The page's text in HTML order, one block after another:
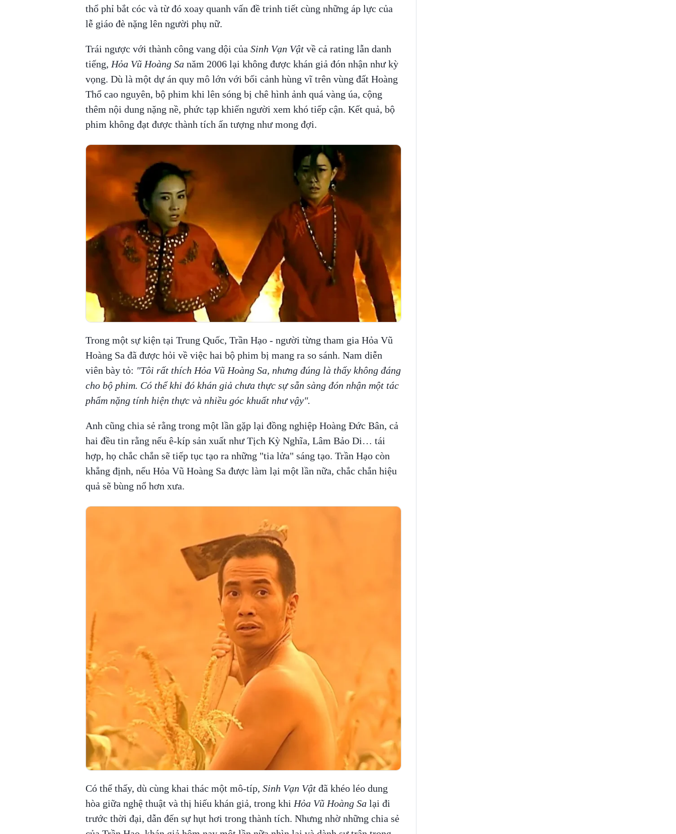
thổ phỉ bắt cóc và từ đó xoay quanh vấn đề trinh tiết cùng những áp lực của
lễ giáo đè nặng lên người phụ nữ.
Trái ngược với thành công vang dội của Sinh Vạn Vậtvề cả rating lẫn danh
tiếng, Hỏa Vũ Hoàng Sanăm 2006 lại không được khán giả đón nhận như kỳ
vọng. Dù là một dự án quy mô lớn với bối cảnh hùng vĩ trên vùng đất Hoàng
Thổ cao nguyên, bộ phim khi lên sóng bị chê hình ảnh quá vàng úa, cộng
thêm nội dung nặng nề, phức tạp khiến người xem khó tiếp cận. Kết quả, bộ
phim không đạt được thành tích ấn tượng như mong đợi.
Trong một sự kiện tại Trung Quốc, Trần Hạo - người từng tham gia Hỏa Vũ
Hoàng Sa đã được hỏi về việc hai bộ phim bị mang ra so sánh. Nam diễn
viên bày tỏ: "Tôi rất thích Hỏa Vũ Hoàng Sa, nhưng đúng là thấy không đáng
cho bộ phim. Có thể khi đó khán giả chưa thực sự sẵn sàng đón nhận một tác
phẩm nặng tính hiện thực và nhiều góc khuất như vậy".
Anh cũng chia sẻ rằng trong một lần gặp lại đồng nghiệp Hoàng Đức Bân, cả
hai đều tin rằng nếu ê-kíp sản xuất như Tịch Kỳ Nghĩa, Lâm Bảo Di… tái
hợp, họ chắc chắn sẽ tiếp tục tạo ra những "tia lửa" sáng tạo. Trần Hạo còn
khẳng định, nếu Hỏa Vũ Hoàng Sa được làm lại một lần nữa, chắc chắn hiệu
quả sẽ bùng nổ hơn xưa.
Có thể thấy, dù cùng khai thác một mô-típ, Sinh Vạn Vậtđã khéo léo dung
hòa giữa nghệ thuật và thị hiếu khán giả, trong khi Hỏa Vũ Hoàng Sa lại đi
trước thời đại, dẫn đến sự hụt hơi trong thành tích. Nhưng nhờ những chia sẻ